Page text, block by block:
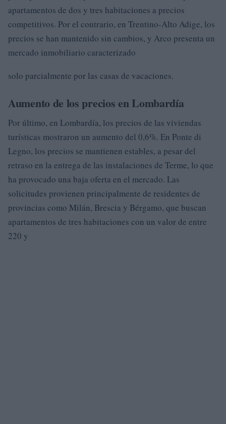
apartamentos de dos y tres habitaciones a precios
competitivos. Por el contrario, en Trentino-Alto Adige, los
precios se han mantenido sin cambios, y Arco presenta un
mercado inmobiliario caracterizado
solo parcialmente por las casas de vacaciones.
Aumento de los precios en Lombardía
Por último, en Lombardía, los precios de las viviendas
turísticas mostraron un aumento del 0,6%. En Ponte di
Legno, los precios se mantienen estables, a pesar del
retraso en la entrega de las instalaciones de Terme, lo que
ha provocado una baja oferta en el mercado. Las
solicitudes provienen principalmente de residentes de
provincias como Milán, Brescia y Bérgamo, que buscan
apartamentos de tres habitaciones con un valor de entre
220 y